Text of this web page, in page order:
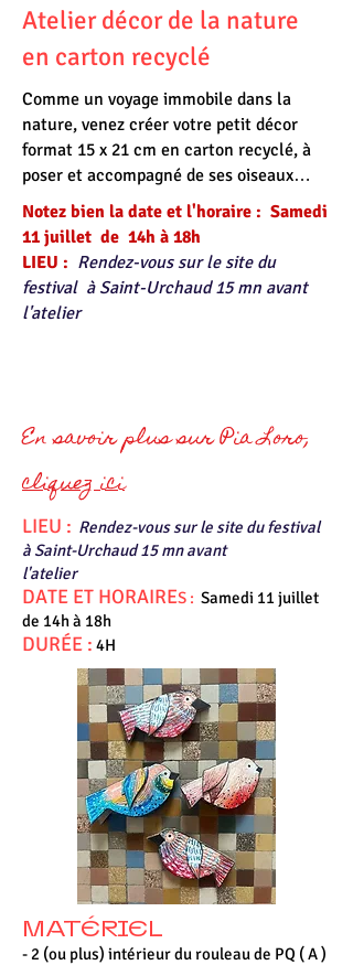
Atelier décor de la nature
en carton recyclé
Comme un voyage immobile dans la
nature, venez créer votre petit décor
format 15 x 21 cm en carton recyclé, à
poser et accompagné de ses oiseaux…
​Notez bien la date et l'horaire : Samedi
11 juillet de 14h à 18h ​
LIEU : Rendez-vous sur le site du
festival à Saint-Urchaud 15 mn avant
l'atelier
En savoir plus sur Pia Loro,
cliquez ici
LIEU : Rendez-vous sur le site du festival
à Saint-Urchaud 15 mn avant
l'atelier
DATE ET HORAIRES : Samedi 11 juillet
de 14h à 18h
DURÉE : 4H
MATÉRIEL
- 2 (ou plus) intérieur du rouleau de PQ ( A )